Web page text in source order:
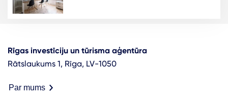
Rīgas investīciju un tūrisma aģentūra
Rātslaukums 1, Rīga, LV-1050
Par mums